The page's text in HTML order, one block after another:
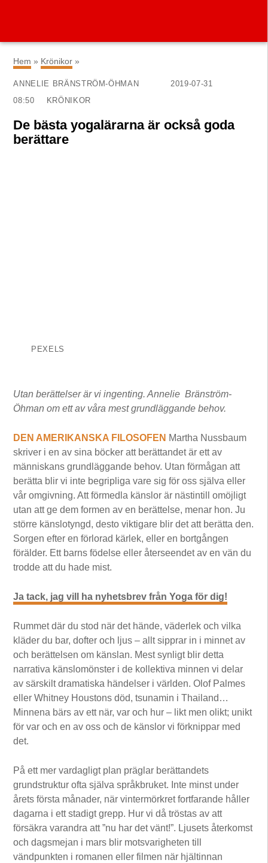
Hem » Krönikor »
ANNELIE BRÄNSTRÖM-ÖHMAN
2019-07-31
08:50
KRÖNIKOR
De bästa yogalärarna är också goda
berättare
PEXELS
Utan berättelser är vi ingenting. Annelie Bränström-
Öhman om ett av våra mest grundläggande behov.
DEN AMERIKANSKA FILOSOFEN Martha Nussbaum
skriver i en av sina böcker att berättandet är ett av
människans grundläggande behov. Utan förmågan att
berätta blir vi inte begripliga vare sig för oss själva eller
vår omgivning. Att förmedla känslor är nästintill omöjligt
utan att ge dem formen av en berättelse, menar hon. Ju
större känslotyngd, desto viktigare blir det att berätta den.
Sorgen efter en förlorad kärlek, eller en bortgången
förälder. Ett barns födelse eller återseendet av en vän du
trodde att du hade mist.
Ja tack, jag vill ha nyhetsbrev från Yoga för dig!
Rummet där du stod när det hände, väderlek och vilka
kläder du bar, dofter och ljus – allt sipprar in i minnet av
och berättelsen om känslan. Mest synligt blir detta
narrativa känslomönster i de kollektiva minnen vi delar
av särskilt dramatiska händelser i världen. Olof Palmes
eller Whitney Houstons död, tsunamin i Thailand…
Minnena bärs av ett när, var och hur – likt men olikt; unikt
för var och en av oss och de känslor vi förknippar med
det.
På ett mer vardagligt plan präglar berättandets
grundstruktur ofta själva språkbruket. Inte minst under
årets första månader, när vintermörkret fortfarande håller
dagarna i ett stadigt grepp. Hur vi då tröstas av att
försäkra varandra att ”nu har det vänt!”. Ljusets återkomst
och dagsmejan i mars blir motsvarigheten till
vändpunkten i romanen eller filmen när hjältinnan